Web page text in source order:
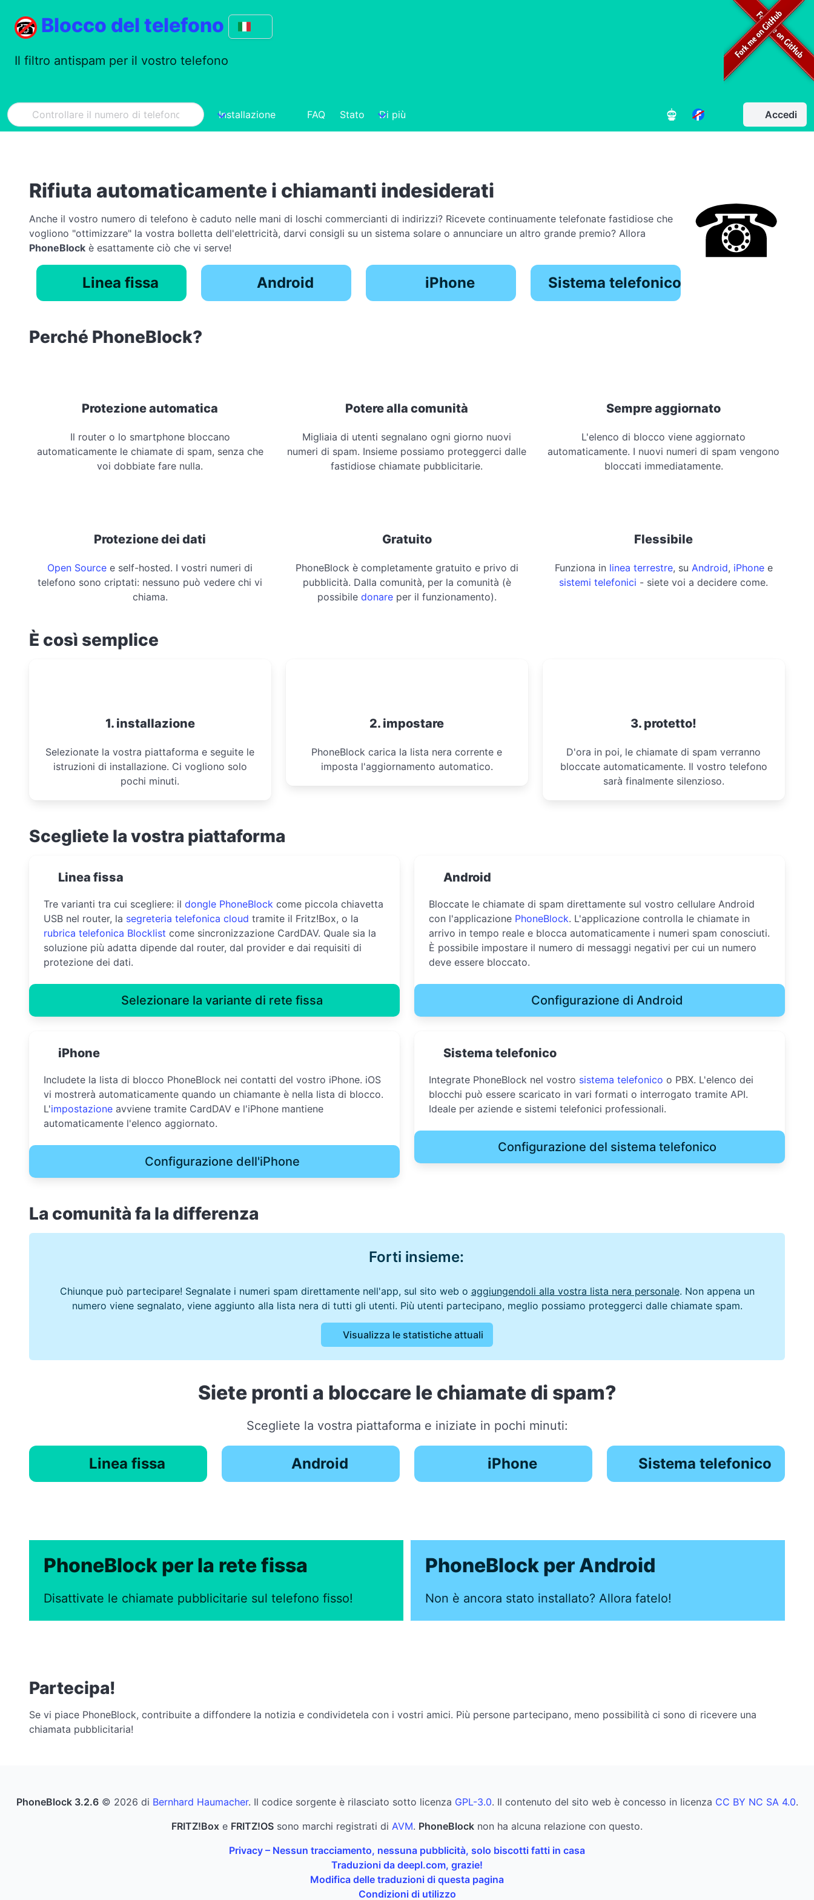
Blocco del telefono
Il filtro antispam per il vostro telefono
Installazione FAQ Stato Di più Accedi
Rifiuta automaticamente i chiamanti indesiderati
Anche il vostro numero di telefono è caduto nelle mani di loschi commercianti di indirizzi? Ricevete continuamente telefonate fastidiose che
vogliono "ottimizzare" la vostra bolletta dell'elettricità, darvi consigli su un sistema solare o annunciare un altro grande premio? Allora
PhoneBlock è esattamente ciò che vi serve!
Linea fissa Android iPhone Sistema telefonico
Perché PhoneBlock?
Protezione automatica
Il router o lo smartphone bloccano
automaticamente le chiamate di spam, senza che
voi dobbiate fare nulla.
Potere alla comunità
Migliaia di utenti segnalano ogni giorno nuovi
numeri di spam. Insieme possiamo proteggerci dalle
fastidiose chiamate pubblicitarie.
Sempre aggiornato
L'elenco di blocco viene aggiornato
automaticamente. I nuovi numeri di spam vengono
bloccati immediatamente.
Protezione dei dati
Open Source e self-hosted. I vostri numeri di
telefono sono criptati: nessuno può vedere chi vi
chiama.
Gratuito
PhoneBlock è completamente gratuito e privo di
pubblicità. Dalla comunità, per la comunità (è
possibile donareper il funzionamento).
Flessibile
Funziona in linea terrestre, su Android, iPhonee
sistemi telefonici - siete voi a decidere come.
È così semplice
1. installazione
Selezionate la vostra piattaforma e seguite le
istruzioni di installazione. Ci vogliono solo
pochi minuti.
2. impostare
PhoneBlock carica la lista nera corrente e
imposta l'aggiornamento automatico.
3. protetto!
D'ora in poi, le chiamate di spam verranno
bloccate automaticamente. Il vostro telefono
sarà finalmente silenzioso.
Scegliete la vostra piattaforma
Linea fissa
Tre varianti tra cui scegliere: il dongle PhoneBlock come piccola chiavetta
USB nel router, la segreteria telefonica cloud tramite il Fritz!Box, o la
rubrica telefonica Blocklist come sincronizzazione CardDAV. Quale sia la
soluzione più adatta dipende dal router, dal provider e dai requisiti di
protezione dei dati.
Selezionare la variante di rete fissa
Android
Bloccate le chiamate di spam direttamente sul vostro cellulare Android
con l'applicazione PhoneBlock. L'applicazione controlla le chiamate in
arrivo in tempo reale e blocca automaticamente i numeri spam conosciuti.
È possibile impostare il numero di messaggi negativi per cui un numero
deve essere bloccato.
Configurazione di Android
iPhone
Includete la lista di blocco PhoneBlock nei contatti del vostro iPhone. iOS
vi mostrerà automaticamente quando un chiamante è nella lista di blocco.
L'impostazione avviene tramite CardDAV e l'iPhone mantiene
automaticamente l'elenco aggiornato.
Configurazione dell'iPhone
Sistema telefonico
Integrate PhoneBlock nel vostro sistema telefonico o PBX. L'elenco dei
blocchi può essere scaricato in vari formati o interrogato tramite API.
Ideale per aziende e sistemi telefonici professionali.
Configurazione del sistema telefonico
La comunità fa la differenza
Forti insieme:
Chiunque può partecipare! Segnalate i numeri spam direttamente nell'app, sul sito web o aggiungendoli alla vostra lista nera personale. Non appena un
numero viene segnalato, viene aggiunto alla lista nera di tutti gli utenti. Più utenti partecipano, meglio possiamo proteggerci dalle chiamate spam.
Visualizza le statistiche attuali
Siete pronti a bloccare le chiamate di spam?
Scegliete la vostra piattaforma e iniziate in pochi minuti:
Linea fissa Android iPhone Sistema telefonico
PhoneBlock per la rete fissa
Disattivate le chiamate pubblicitarie sul telefono fisso!
PhoneBlock per Android
Non è ancora stato installato? Allora fatelo!
Partecipa!
Se vi piace PhoneBlock, contribuite a diffondere la notizia e condividetela con i vostri amici. Più persone partecipano, meno possibilità ci sono di ricevere una
chiamata pubblicitaria!
PhoneBlock 3.2.6© 2026 di Bernhard Haumacher. Il codice sorgente è rilasciato sotto licenza GPL-3.0. Il contenuto del sito web è concesso in licenza CC BY NC SA 4.0.
FRITZ!Box e FRITZ!OS sono marchi registrati di AVM. PhoneBlock non ha alcuna relazione con questo.
Privacy – Nessun tracciamento, nessuna pubblicità, solo biscotti fatti in casa
Traduzioni da deepl.com, grazie!
Modifica delle traduzioni di questa pagina
Condizioni di utilizzo